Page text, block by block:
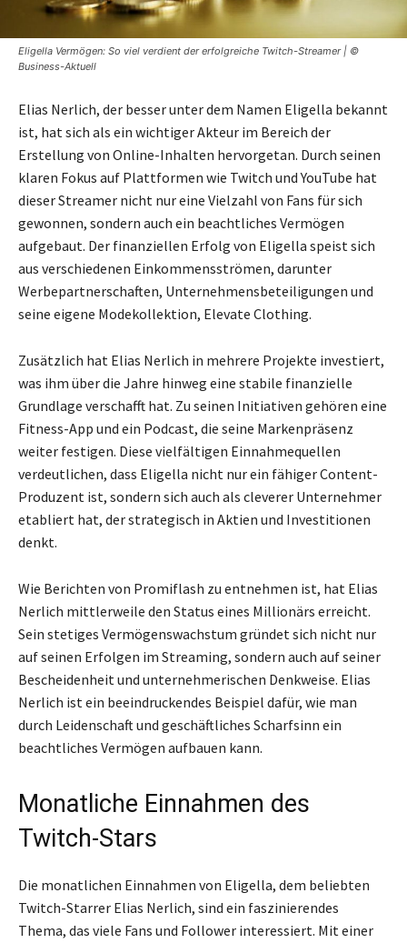
Eligella Vermögen: So viel verdient der erfolgreiche Twitch-Streamer | ©
Business-Aktuell
Elias Nerlich, der besser unter dem Namen Eligella bekannt
ist, hat sich als ein wichtiger Akteur im Bereich der
Erstellung von Online-Inhalten hervorgetan. Durch seinen
klaren Fokus auf Plattformen wie Twitch und YouTube hat
dieser Streamer nicht nur eine Vielzahl von Fans für sich
gewonnen, sondern auch ein beachtliches Vermögen
aufgebaut. Der finanziellen Erfolg von Eligella speist sich
aus verschiedenen Einkommensströmen, darunter
Werbepartnerschaften, Unternehmensbeteiligungen und
seine eigene Modekollektion, Elevate Clothing.
Zusätzlich hat Elias Nerlich in mehrere Projekte investiert,
was ihm über die Jahre hinweg eine stabile finanzielle
Grundlage verschafft hat. Zu seinen Initiativen gehören eine
Fitness-App und ein Podcast, die seine Markenpräsenz
weiter festigen. Diese vielfältigen Einnahmequellen
verdeutlichen, dass Eligella nicht nur ein fähiger Content-
Produzent ist, sondern sich auch als cleverer Unternehmer
etabliert hat, der strategisch in Aktien und Investitionen
denkt.
Wie Berichten von Promiflash zu entnehmen ist, hat Elias
Nerlich mittlerweile den Status eines Millionärs erreicht.
Sein stetiges Vermögenswachstum gründet sich nicht nur
auf seinen Erfolgen im Streaming, sondern auch auf seiner
Bescheidenheit und unternehmerischen Denkweise. Elias
Nerlich ist ein beeindruckendes Beispiel dafür, wie man
durch Leidenschaft und geschäftliches Scharfsinn ein
beachtliches Vermögen aufbauen kann.
Monatliche Einnahmen des
Twitch-Stars
Die monatlichen Einnahmen von Eligella, dem beliebten
Twitch-Starrer Elias Nerlich, sind ein faszinierendes
Thema, das viele Fans und Follower interessiert. Mit einer